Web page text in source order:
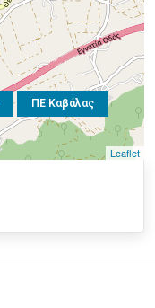
ΠΕ Καβάλας
Leaflet